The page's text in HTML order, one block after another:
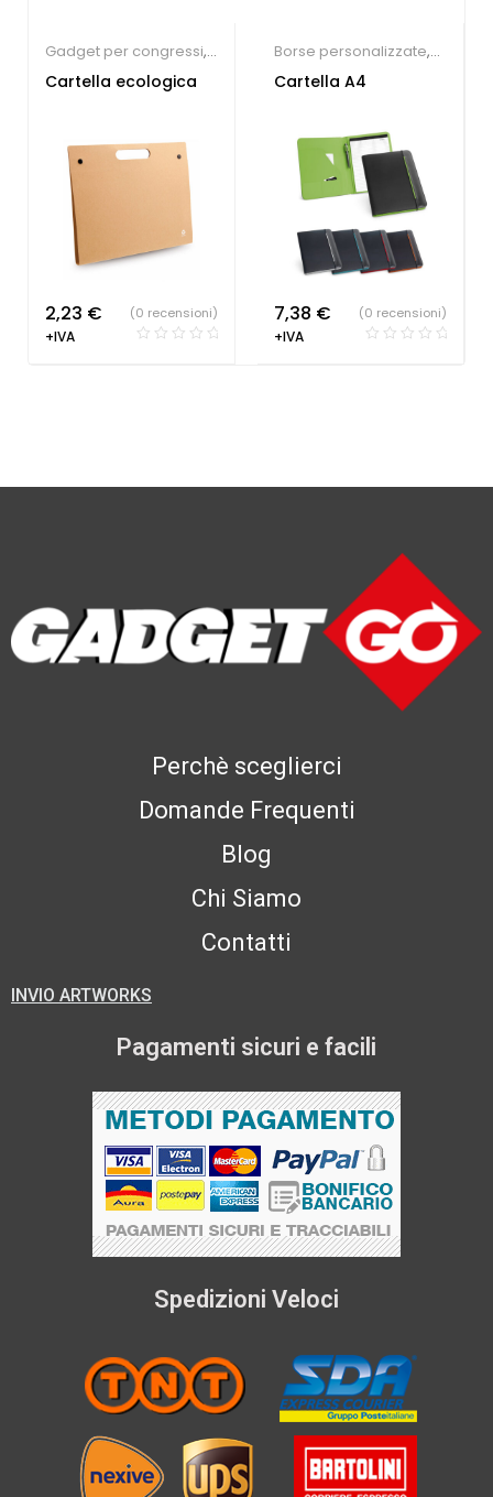
Gadget per congressi,
Sindacati ,Portablocchi
Cartella ecologica
2,23 €
+IVA
(0 recensioni)
Borse personalizzate,
Portablocchi
Cartella A4
7,38 €
+IVA
(0 recensioni)
Perchè sceglierci
Domande Frequenti
Blog
Chi Siamo
Contatti
INVIO ARTWORKS
Pagamenti sicuri e facili
Spedizioni Veloci